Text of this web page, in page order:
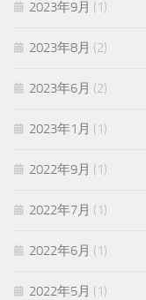
2023年9月 (1)
2023年8月 (2)
2023年6月 (2)
2023年1月 (1)
2022年9月 (1)
2022年7月 (1)
2022年6月 (1)
2022年5月 (1)